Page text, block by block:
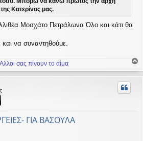
Κατερίνας μας.
Μοσχάτο Πετράλωνα Όλο και κάτι θα
να συναντηθούμε.
σας πίνουν το αίμα
ο
ρ
ΓΙΑ ΒΑΣΟΥΛΑ